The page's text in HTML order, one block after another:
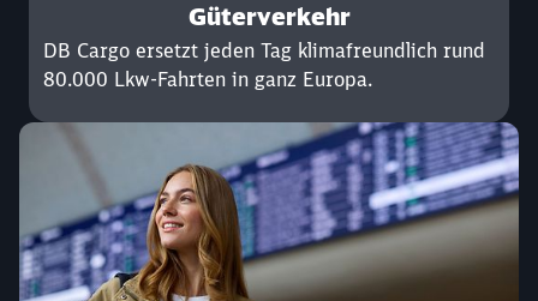
Güterverkehr
DB Cargo ersetzt jeden Tag klimafreundlich rund
80.000 Lkw-Fahrten in ganz Europa.